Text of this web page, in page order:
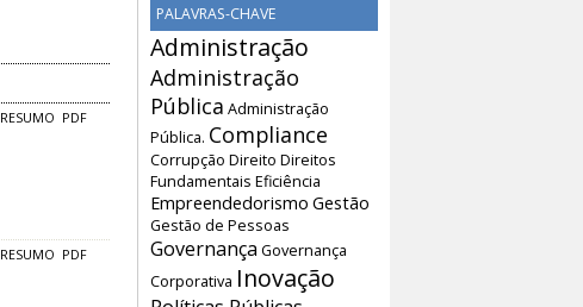
PALAVRAS-CHAVE
Administração
Administração
Pública Administração
Pública. Compliance
Corrupção Direito Direitos
Fundamentais Eficiência
Empreendedorismo Gestão
Gestão de Pessoas
Governança Governança
Corporativa Inovação
RESUMO PDF
RESUMO PDF